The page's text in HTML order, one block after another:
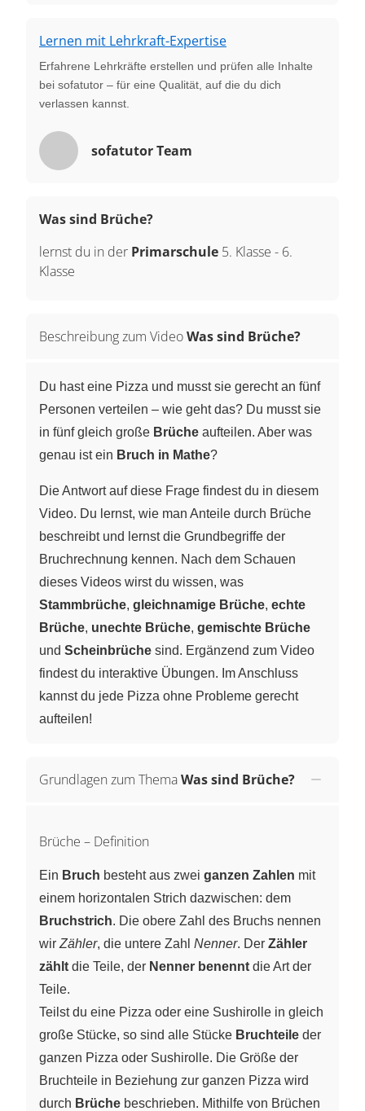
Lernen mit Lehrkraft-Expertise
Erfahrene Lehrkräfte erstellen und prüfen alle Inhalte
bei sofatutor – für eine Qualität, auf die du dich
verlassen kannst.
sofatutor Team
Was sind Brüche?
lernst du in der Primarschule 5. Klasse - 6.
Klasse
Beschreibung zum VideoWas sind Brüche?
Du hast eine Pizza und musst sie gerecht an fünf
Personen verteilen – wie geht das? Du musst sie
in fünf gleich große Brüche aufteilen. Aber was
genau ist ein Bruch in Mathe?
Die Antwort auf diese Frage findest du in diesem
Video. Du lernst, wie man Anteile durch Brüche
beschreibt und lernst die Grundbegriffe der
Bruchrechnung kennen. Nach dem Schauen
dieses Videos wirst du wissen, was
Stammbrüche, gleichnamige Brüche, echte
Brüche, unechte Brüche, gemischte Brüche
und Scheinbrüche sind. Ergänzend zum Video
findest du interaktive Übungen. Im Anschluss
kannst du jede Pizza ohne Probleme gerecht
aufteilen!
Grundlagen zum ThemaWas sind Brüche?
Brüche – Definition
Ein Bruch besteht aus zwei ganzen Zahlen mit
einem horizontalen Strich dazwischen: dem
Bruchstrich. Die obere Zahl des Bruchs nennen
wir Zähler, die untere Zahl Nenner. Der Zähler
zählt die Teile, der Nenner benennt die Art der
Teile.
Teilst du eine Pizza oder eine Sushirolle in gleich
große Stücke, so sind alle Stücke Bruchteile der
ganzen Pizza oder Sushirolle. Die Größe der
Bruchteile in Beziehung zur ganzen Pizza wird
durch Brüche beschrieben. Mithilfe von Brüchen